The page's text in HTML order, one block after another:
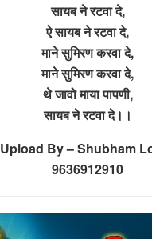
सायब ने रटवा दे,
ऐ सायब ने रटवा दे,
माने सुमिरण करवा दे,
माने सुमिरण करवा दे,
थे जावो माया पापणी,
सायब ने रटवा दे।।
Upload By – Shubham
9636912910